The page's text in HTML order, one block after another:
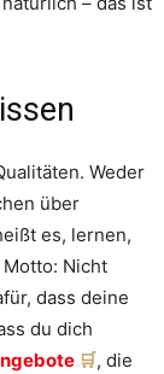
Weder
über
es, lernen,
Nicht
dass deine
du dich
, die